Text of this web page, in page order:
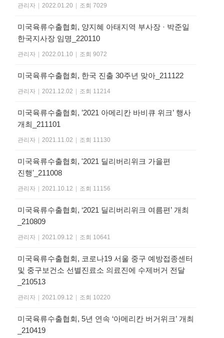
관리자 2022.01.20 조회 7029
미국육류수출협회, 양지혜 아태지역 부사장 · 박준일
한국지사장 임명_220110
관리자 2022.01.10 조회 9072
미국육류수출협회, 한국 진출 30주년 맞아_211122
관리자 2021.12.02 조회 11214
미국육류수출협회, ’2021 아메리칸 바비큐 위크’ 행사
개최_211101
관리자 2021.11.02 조회 11130
미국육류수출협회, '2021 딜리버리위크 가을편
진행'_211008
관리자 2021.10.12 조회 11156
미국육류수출협회, ‘2021 딜리버리위크 여름편’ 개최
_210809
관리자 2021.09.12 조회 10641
미국육류수출협회, 코로나19 서울 중구 예방접종센터
및 중구보건소 선별진료소 의료진에 수제버거 전달
_210513
관리자 2021.09.12 조회 10220
미국육류수출협회, 5년 연속 ‘아메리칸 버거위크’ 개최
_210419